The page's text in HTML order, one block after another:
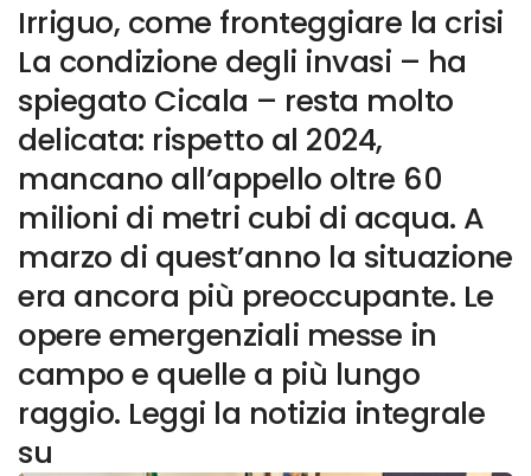
Irriguo, come fronteggiare la crisi
La condizione degli invasi – ha
spiegato Cicala – resta molto
delicata: rispetto al 2024,
mancano all’appello oltre 60
milioni di metri cubi di acqua. A
marzo di quest’anno la situazione
era ancora più preoccupante. Le
opere emergenziali messe in
campo e quelle a più lungo
raggio. Leggi la notizia integrale
su